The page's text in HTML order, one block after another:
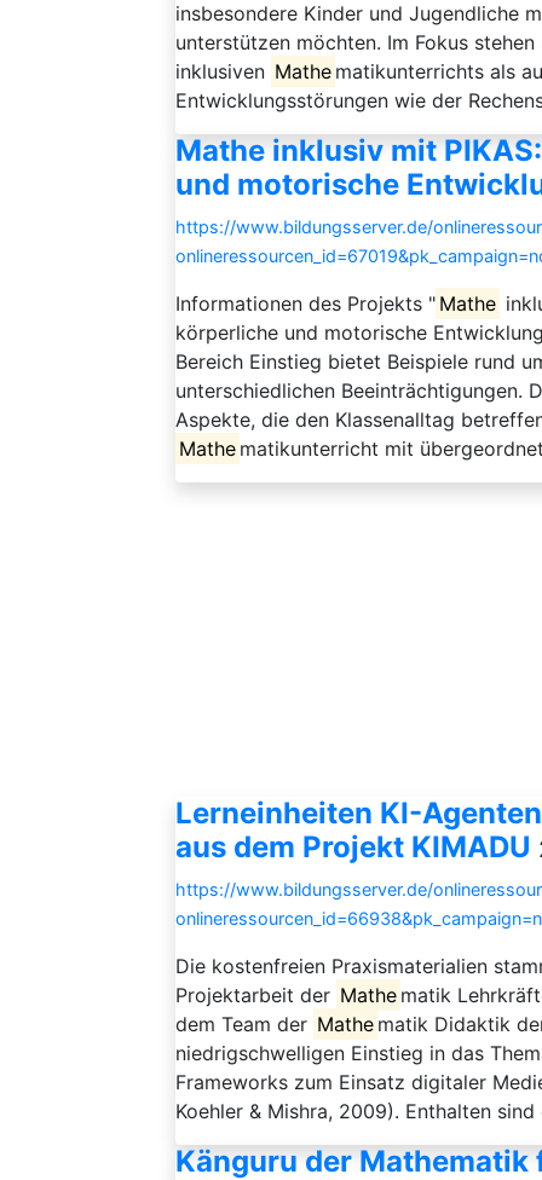
insbesondere Kinder und Jugendliche
unterstützen möchten. Im Fokus
inklusiven Mathe matikunterrichts als
Entwicklungsstörungen wie der
Mathe inklusiv mit
und motorische
https://www.bildungsserver.de/
Informationen des Projekts " Mathe
körperliche und motorische
Bereich Einstieg bietet Beispiele rund
unterschiedlichen Beeinträchtigungen.
Aspekte, die den Klassenalltag
Mathe matikunterricht mit
Lerneinheiten KI-
aus dem Projekt KIMADU
https://www.bildungsserver.de/
Die kostenfreien Praxismaterialien
Projektarbeit der Mathe matik
dem Team der Mathe matik Didaktik
niedrigschwelligen Einstieg in das
Frameworks zum Einsatz digitaler
Koehler & Mishra, 2009). Enthalten
Känguru der Mathematik